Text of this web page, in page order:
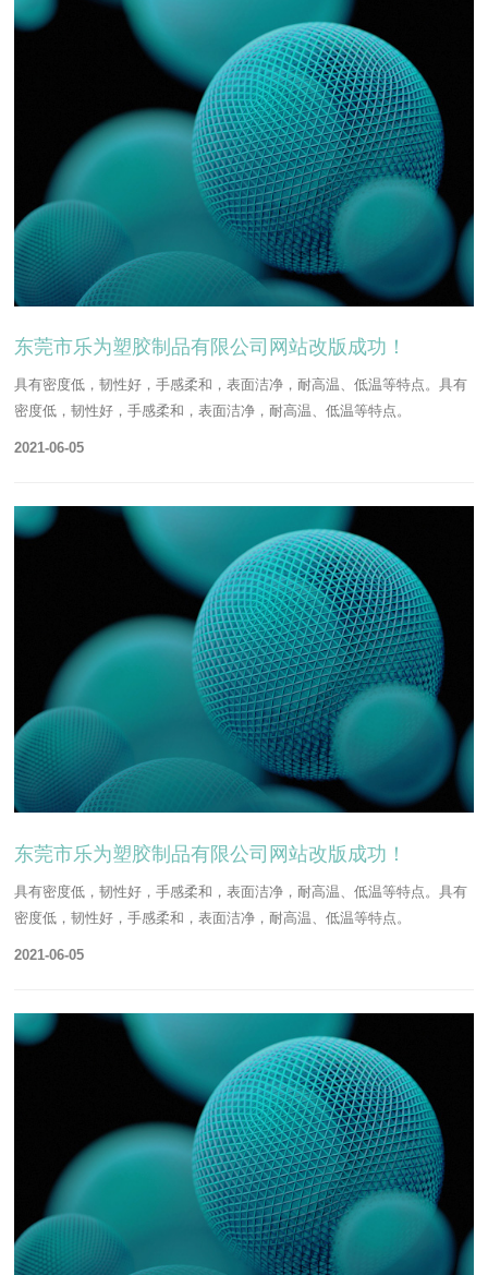
东莞市乐为塑胶制品有限公司网站改版成功！
具有密度低，韧性好，手感柔和，表面洁净，耐高温、低温等特点。具有
密度低，韧性好，手感柔和，表面洁净，耐高温、低温等特点。
2021-06-05
东莞市乐为塑胶制品有限公司网站改版成功！
具有密度低，韧性好，手感柔和，表面洁净，耐高温、低温等特点。具有
密度低，韧性好，手感柔和，表面洁净，耐高温、低温等特点。
2021-06-05